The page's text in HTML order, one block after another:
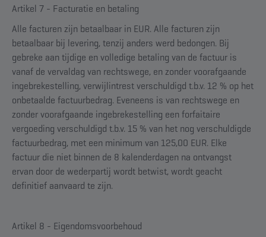
Artikel 7 - Facturatie en betaling
Alle facturen zijn betaalbaar in EUR. Alle facturen zijn
betaalbaar bij levering, tenzij anders werd bedongen. Bij
gebreke aan tijdige en volledige betaling van de factuur is
vanaf de vervaldag van rechtswege, en zonder voorafgaande
ingebrekestelling, verwijlintrest verschuldigd t.b.v. 12 % op het
onbetaalde factuurbedrag. Eveneens is van rechtswege en
zonder voorafgaande ingebrekestelling een forfaitaire
vergoeding verschuldigd t.b.v. 15 % van het nog verschuldigde
factuurbedrag, met een minimum van 125,00 EUR. Elke
factuur die niet binnen de 8 kalenderdagen na ontvangst
ervan door de wederpartij wordt betwist, wordt geacht
definitief aanvaard te zijn.
Artikel 8 - Eigendomsvoorbehoud